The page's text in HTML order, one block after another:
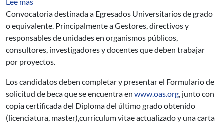
Convocatoria destinada a Egresados Universitarios de grado
o equivalente. Principalmente a Gestores, directivos y
responsables de unidades en organismos públicos,
consultores, investigadores y docentes que deben trabajar
por proyectos.
Los candidatos deben completar y presentar el Formulario de
solicitud de beca que se encuentra en www.oas.org, junto con
copia certificada del Diploma del último grado obtenido
(licenciatura, master),curriculum vitae actualizado y una carta